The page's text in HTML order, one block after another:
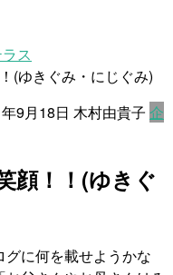
ス
(ゆきぐみ・にじぐみ)
9月18日 木村由貴子 企
に何を載せようかな